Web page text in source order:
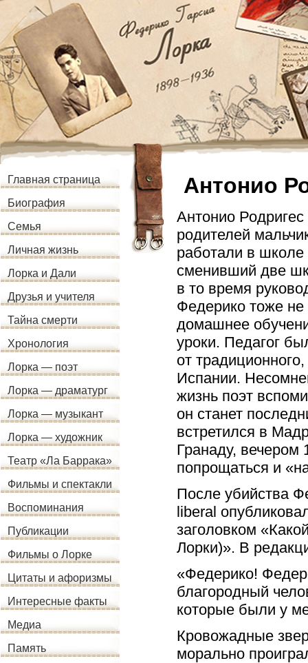
Главная страница
Биография
Семья
Личная жизнь
Лорка и Дали
Друзья и учителя
Тайна смерти
Хронология
Лорка — поэт
Лорка — драматург
Лорка — музыкант
Лорка — художник
Театр «Ла Баррака»
Фильмы и спектакли
Воспоминания
Публикации
Фильмы о Лорке
Цитаты и афоризмы
Интересные факты
Медиа
Память
Антонио
Антонио
родителей
работали в
сменивший две
в то время
Федерико тоже
домашнее
уроки. Педагог
от
Испании.
жизнь поэт
он станет
встретился в
Гранаду, вечером
попрощаться и
После убийства
liberal
заголовком
Лорки)». В
«Федерико!
благородный
которые были у
Кровожадные
морально